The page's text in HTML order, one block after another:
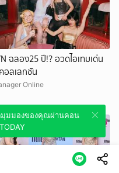
ฉลอง25 ปี!? อวดไอเทมเด่น
อลเลกชัน
Online
คอนเทนต์นี้บน
มุมมองของคุณผ่านคอน